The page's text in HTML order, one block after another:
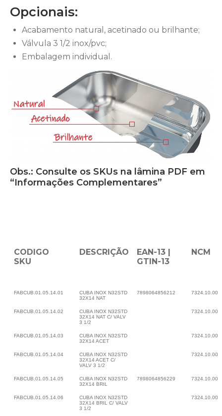
Opcionais:
Acabamento natural, acetinado ou brilhante;
Válvula 3 1/2 inox/pvc;
Embalagem individual.
Obs.: Consulte os SKUs na lâmina PDF em
“Informações Complementares”
CODIGO
SKU
DESCRIÇÃO
EAN-13 |
GTIN-13
NCM
FABCUB.01.05.14.01
CUBA INOX N32STD
32X14 NAT
7898064856212 7324.10.00
FABCUB.01.05.14.02
CUBA INOX N32STD
32X14 NAT C/ VALV
3 1/2
7324.10.00
FABCUB.01.05.14.03
CUBA INOX N32STD
32X14 ACET
7324.10.00
FABCUB.01.05.14.04
CUBA INOX N32STD
32X14 ACET C/
VALV 3 1/2
7324.10.00
FABCUB.01.05.14.05
CUBA INOX N32STD
32X14 BRIL
7898064856229 7324.10.00
FABCUB.01.05.14.06
CUBA INOX N32STD
32X14 BRIL C/ VALV
3 1/2
7324.10.00